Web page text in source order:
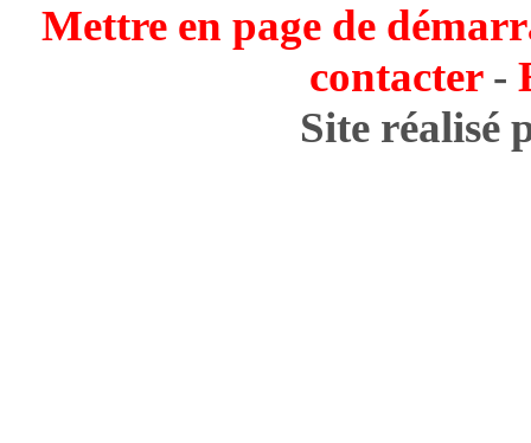
Mettre en page de
contacter-
Site réalisé